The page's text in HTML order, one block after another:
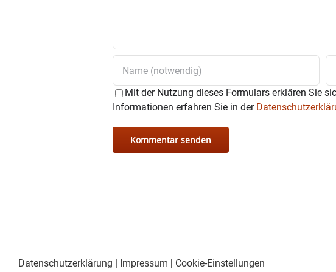
Mit der Nutzung dieses Formulars erklären Sie
Informationen erfahren Sie in der
Datenschutzerklärung | Impressum | Cookie-Einstellungen